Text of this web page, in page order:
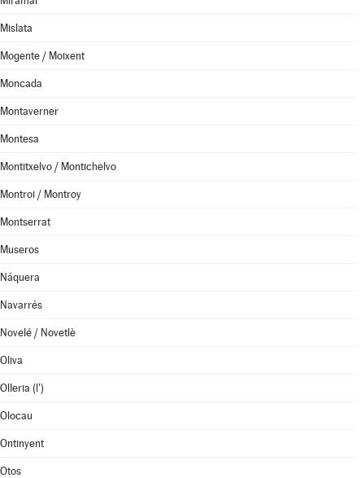
Mislata
Mogente / Moixent
Moncada
Montaverner
Montesa
Montitxelvo / Montichelvo
Montroi / Montroy
Montserrat
Museros
Náquera
Navarrés
Novelé / Novetlè
Oliva
Olleria (l')
Olocau
Ontinyent
Otos